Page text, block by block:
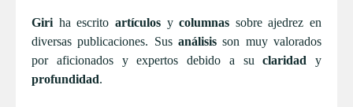
Giri ha escrito artículosycolumnas sobre ajedrez en
diversas publicaciones. Sus análisis son muy valorados
por aficionados y expertos debido a suclaridad y
profundidad.